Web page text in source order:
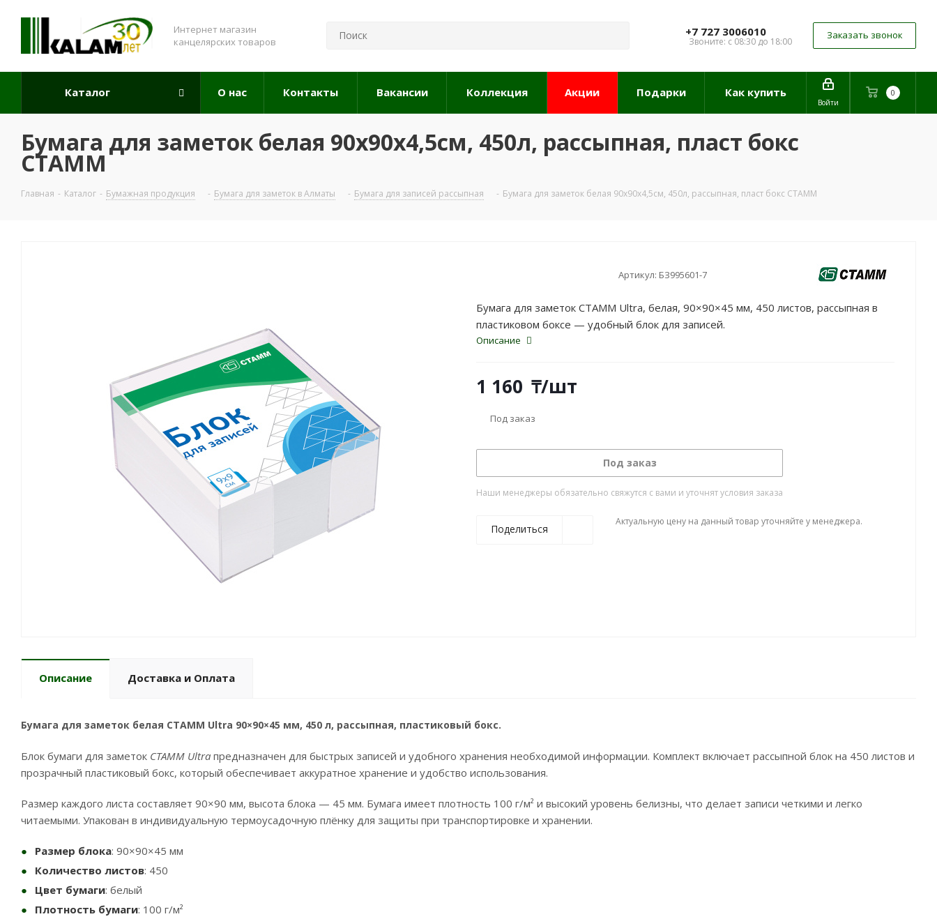
Интернет магазин
канцелярских товаров
+7 727 3006010
Звоните: с 08:30 до 18:00
Заказать звонок
0
Войти
Каталог О нас Контакты Вакансии Коллекция Акции Подарки Как купить
Бумага для заметок белая 90х90х4,5см, 450л, рассыпная, пласт бокс
СТАММ
Главная - Каталог - Бумажная продукция - Бумага для заметок в Алматы - Бумага для записей рассыпная - Бумага для заметок белая 90х90х4,5см, 450л, рассыпная, пласт бокс СТАММ
Артикул: БЗ995601-7
Бумага для заметок СТАММ Ultra, белая, 90×90×45 мм, 450 листов, рассыпная в
пластиковом боксе — удобный блок для записей.
Описание
1 160 ₸/шт
Под заказ
Под заказ
Наши менеджеры обязательно свяжутся с вами и уточнят условия заказа
Поделиться
Актуальную цену на данный товар уточняйте у менеджера.
Описание Доставка и Оплата
Бумага для заметок белая СТАММ Ultra 90×90×45 мм, 450 л, рассыпная, пластиковый бокс.
Блок бумаги для заметок СТАММ Ultra предназначен для быстрых записей и удобного хранения необходимой информации. Комплект включает рассыпной блок на 450 листов и
прозрачный пластиковый бокс, который обеспечивает аккуратное хранение и удобство использования.
Размер каждого листа составляет 90×90 мм, высота блока — 45 мм. Бумага имеет плотность 100 г/м² и высокий уровень белизны, что делает записи четкими и легко
читаемыми. Упакован в индивидуальную термоусадочную плёнку для защиты при транспортировке и хранении.
Размер блока: 90×90×45 мм
Количество листов: 450
Цвет бумаги: белый
Плотность бумаги: 100 г/м²